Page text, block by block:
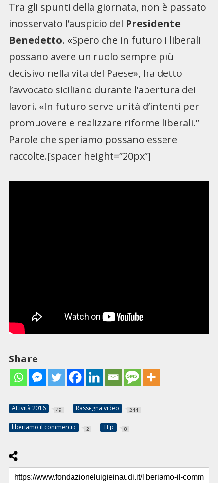
Tra gli spunti della giornata, non è passato
inosservato l’auspicio del Presidente
Benedetto. «Spero che in futuro i liberali
possano avere un ruolo sempre più
decisivo nella vita del Paese», ha detto
l’avvocato siciliano durante l’apertura dei
lavori. «In futuro serve unità d’intenti per
promuovere e realizzare riforme liberali.”
Parole che speriamo possano essere
raccolte.[spacer height=”20px”]
Share
Attività 2016 49 Rassegna video 244
liberiamo il commercio 2 Ttip 8